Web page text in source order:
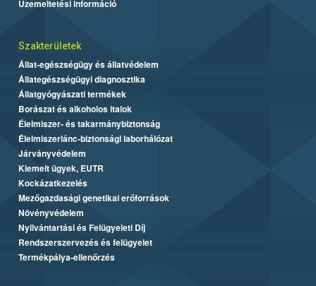
Üzemeltetési információ
Szakterületek
Állat-egészségügy és állatvédelem
Állategészségügyi diagnosztika
Állatgyógyászati termékek
Borászat és alkoholos italok
Élelmiszer- és takarmánybiztonság
Élelmiszerlánc-biztonsági laborhálózat
Járványvédelem
Kiemelt ügyek, EUTR
Kockázatkezelés
Mezőgazdasági genetikai erőforrások
Növényvédelem
Nyilvántartási és Felügyeleti Díj
Rendszerszervezés és felügyelet
Termékpálya-ellenőrzés